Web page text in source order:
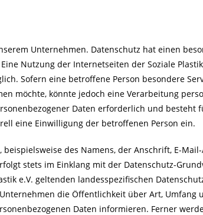
Unternehmen. Datenschutz hat einen
Nutzung der Internetseiten der Soziale
Sofern eine betroffene Person besondere
möchte, könnte jedoch eine Verarbeitung
Daten erforderlich und besteht
eine Einwilligung der betroffenen Person ein.
des Namens, der Anschrift, E-
stets im Einklang mit der Datenschutz-
e.V. geltenden landesspezifischen
die Öffentlichkeit über Art, Umfang
Daten informieren. Ferner